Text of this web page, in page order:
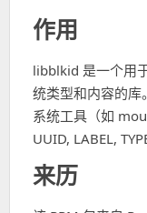
作用
libblkid 是一个用
统类型和内容的
系统工具（如
UUID, LABEL,
来历